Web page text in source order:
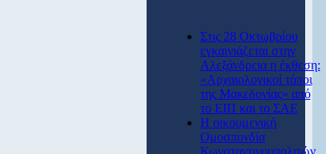
Στις 28 Οκτωβρίου
εγκαινιάζεται στην
Αλεξάνδρεια η έκθεση:
«Αρχαιολογικοί τόποι
της Μακεδονίας» από
το ΕΙΠ και το ΣΑΕ
Η οικουμενική
Ομοσπονδία
Κωνσταντινουπολιτών